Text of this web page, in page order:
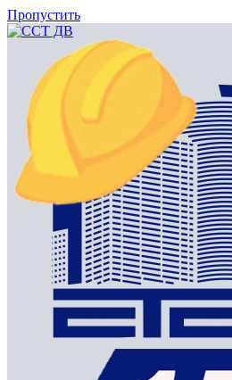
Пропустить